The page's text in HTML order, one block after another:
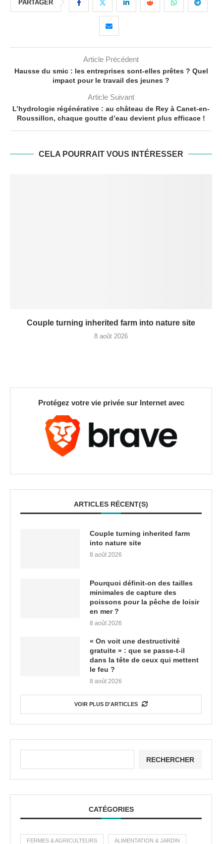
PARTAGER
Article Précédent
Hausse du smic : les entreprises sont-elles prêtes ? Quel
impact pour le travail des jeunes ?
Article Suivant
L’hydrologie régénérative : au château de Rey à Canet-en-
Roussillon, chaque goutte d’eau devient plus efficace !
CELA POURRAIT VOUS INTÉRESSER
Couple turning inherited farm into nature site
8 août 2026
Protégez votre vie privée sur Internet avec
ARTICLES RÉCENT(S)
Couple turning inherited farm
into nature site
8 août 2026
Pourquoi définit-on des tailles
minimales de capture des
poissons pour la pêche de loisir
en mer ?
8 août 2026
« On voit une destructivité
gratuite » : que se passe-t-il
dans la tête de ceux qui mettent
le feu ?
8 août 2026
VOIR PLUS D'ARTICLES
RECHERCHER
CATÉGORIES
FERMES & AGRICULTEURS ALIMENTATION & JARDIN